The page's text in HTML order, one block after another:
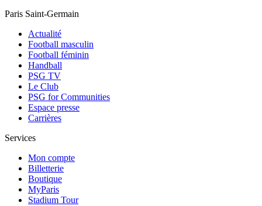
Paris Saint-Germain
Actualité
Football masculin
Football féminin
Handball
PSG TV
Le Club
PSG for Communities
Espace presse
Carrières
Services
Mon compte
Billetterie
Boutique
MyParis
Stadium Tour